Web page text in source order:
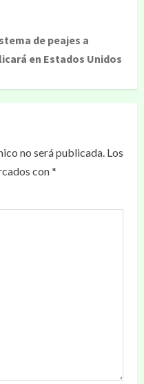
de peajes a
en Estados Unidos
no será publicada. Los
con*